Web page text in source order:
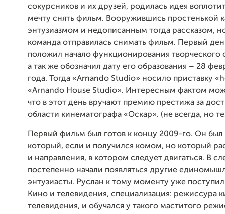
сокурсников и их друзей, родилась идея
мечту снять фильм. Вооружившись простенькой
энтузиазмом и недописанным тогда рассказом,
команда отправилась снимать фильм. Первый
положил начало функционирования творческого
а так же обозначил дату его образования – 28
года. Тогда «Arnando Studio» носило приставку
«Arnando House Studio». Интересным фактом
что в этот день вручают премию престижа за
области кинематографа «Оскар». (не всегда, но
Первый фильм был готов к концу 2009-го. Он
который, если и получился комом, но который
и направления, в котором следует двигаться. В
постепенно начали появляться другие
энтузиасты. Руслан к тому моменту уже поступил
Кино и телевидения, специализация: режиссура
телевидения, и обучался у такого маститого